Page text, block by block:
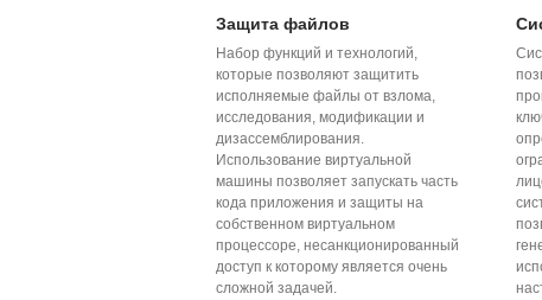
Защита файлов
Набор функций и технологий,
которые позволяют защитить
исполняемые файлы от взлома,
исследования, модификации и
дизассемблирования.
Использование виртуальной
машины позволяет запускать часть
кода приложения и защиты на
собственном виртуальном
процессоре, несанкционированный
доступ к которому является очень
сложной задачей.